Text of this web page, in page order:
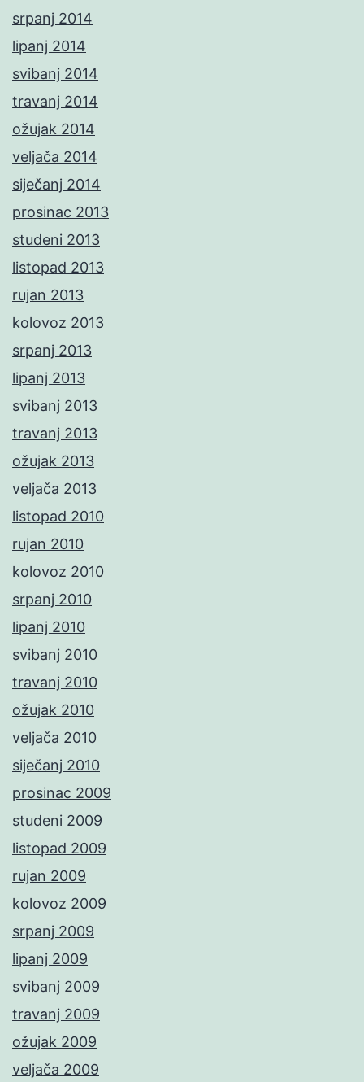
srpanj 2014
lipanj 2014
svibanj 2014
travanj 2014
ožujak 2014
veljača 2014
siječanj 2014
prosinac 2013
studeni 2013
listopad 2013
rujan 2013
kolovoz 2013
srpanj 2013
lipanj 2013
svibanj 2013
travanj 2013
ožujak 2013
veljača 2013
listopad 2010
rujan 2010
kolovoz 2010
srpanj 2010
lipanj 2010
svibanj 2010
travanj 2010
ožujak 2010
veljača 2010
siječanj 2010
prosinac 2009
studeni 2009
listopad 2009
rujan 2009
kolovoz 2009
srpanj 2009
lipanj 2009
svibanj 2009
travanj 2009
ožujak 2009
veljača 2009